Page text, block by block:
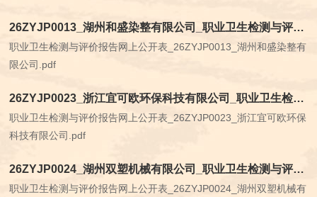
26ZYJP0013_湖州和盛染整有限公司_职业卫生检测与评价报告网上公开表
职业卫生检测与评价报告网上公开表_26ZYJP0013_湖州和盛染整有
限公司.pdf
26ZYJP0023_浙江宜可欧环保科技有限公司_职业卫生检测与评价报告网上公开表
职业卫生检测与评价报告网上公开表_26ZYJP0023_浙江宜可欧环保
科技有限公司.pdf
26ZYJP0024_湖州双塑机械有限公司_职业卫生检测与评价报告网上公开表
职业卫生检测与评价报告网上公开表_26ZYJP0024_湖州双塑机械有